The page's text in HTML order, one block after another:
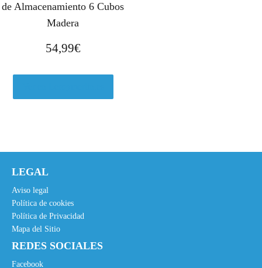
de Almacenamiento 6 Cubos
Madera
54,99€
LEGAL
Aviso legal
Política de cookies
Política de Privacidad
Mapa del Sitio
REDES SOCIALES
Facebook